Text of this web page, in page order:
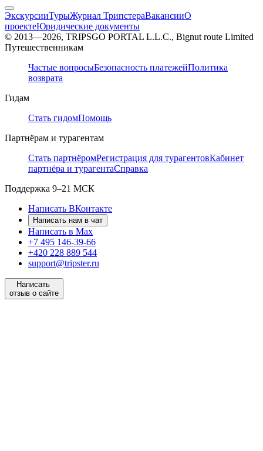
ЭкскурсииТурыЖурнал ТрипстераВакансииО
проектеЮридические документы
© 2013—2026, TRIPSGO PORTAL L.L.C., Bignut route Limited
Путешественникам
Частые вопросыБезопасность платежейПолитика
возврата
Гидам
Стать гидомПомощь
Партнёрам и турагентам
Стать партнёромРегистрация для турагентовКабинет
партнёра и турагентаСправка
Поддержка 9–21 МСК
Написать ВКонтакте
Написать нам в чат
Написать в Max
+7 495 146-39-66
+420 228 889 544
support@tripster.ru
Написать
отзыв о сайте